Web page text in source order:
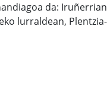
da:
lurraldean,